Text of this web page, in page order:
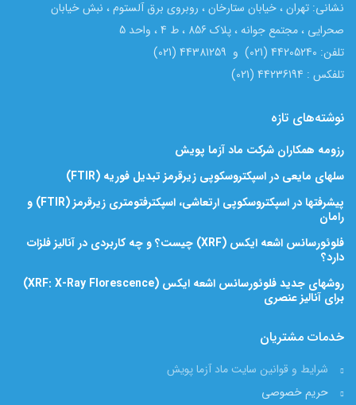
نشانی: تهران ، خیابان ستارخان ، روبروی برق آلستوم ، نبش خیابان
صحرایی ، مجتمع جوانه ، پلاک 856 ، ط 4 ، واحد 5
تلفن: 44205240 (021) و 44381259 (021)
تلفکس : 44236194 (021)
نوشته‌های تازه
رزومه همکاران شرکت ماد آزما پویش
سلهای مایعی در اسپکتروسکوپی زیرقرمز تبدیل فوریه (FTIR)
پیشرفتها در اسپکتروسکوپی ارتعاشی، اسپکترفتومتری زیرقرمز (FTIR) و
رامان
فلوئورسانس اشعه ایکس (XRF) چیست؟ و چه کاربردی در آنالیز فلزات
دارد؟
روشهای جدید فلوئورسانس اشعه ایکس (XRF: X-Ray Florescence)
برای آنالیز عنصری
خدمات مشتریان
شرایط و قوانین سایت ماد آزما پویش
حریم خصوصی